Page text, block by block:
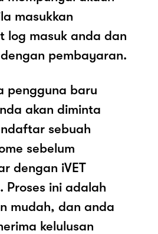
masukkan
log masuk anda dan
pembayaran.
pengguna baru
akan diminta
sebuah
sebelum
dengan iVET
Proses ini adalah
mudah, dan anda
kelulusan